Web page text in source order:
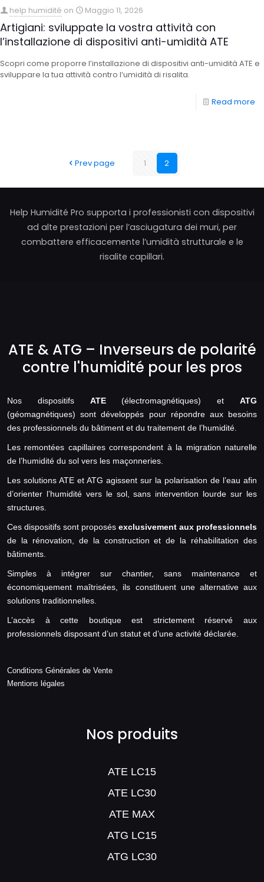
help humidité on Maggio 11, 2026
Artigiani: sviluppate la vostra attività con
l’installazione di dispositivi anti-umidità ATE
Scopri come proporre l’installazione di dispositivi anti-umidità ATE e
sviluppare la tua attività contro l’umidità di risalita.
Read more
Prev page 1 2
Help Humidité Pro supporta i professionisti con dispositivi
ad alte prestazioni per l’asciugatura dei muri, per
combattere efficacemente l’umidità strutturale e le
risalite capillari.
ATE & ATG – Inverseurs de polarité
contre l'humidité pour les pros
Nos dispositifs ATE(électromagnétiques) etATG
(géomagnétiques) sont développés pour répondre aux besoins
des professionnels du bâtiment et du traitement de l’humidité.
Les remontées capillaires correspondent à la migration naturelle
de l’humidité du sol vers les maçonneries.
Les solutions ATE et ATG agissent sur la polarisation de l’eau afin
d’orienter l’humidité vers le sol, sans intervention lourde sur les
structures.
Ces dispositifs sont proposés exclusivement aux professionnels
de la rénovation, de la construction et de la réhabilitation des
bâtiments.
Simples à intégrer sur chantier, sans maintenance et
économiquement maîtrisées, ils constituent une alternative aux
solutions traditionnelles.
L’accès à cette boutique est strictement réservé aux
professionnels disposant d’un statut et d’une activité déclarée.
Conditions Générales de Vente
Mentions légales
Nos produits
ATE LC15
ATE LC30
ATE MAX
ATG LC15
ATG LC30